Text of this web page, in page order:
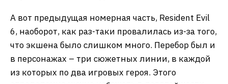
А вот предыдущая номерная часть, Resident Evil
6, наоборот, как раз-таки провалилась из-за того,
что экшена было слишком много. Перебор был и
в персонажах – три сюжетных линии, в каждой
из которых по два игровых героя. Этого